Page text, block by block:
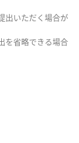
出いただく場合が
を省略できる場合